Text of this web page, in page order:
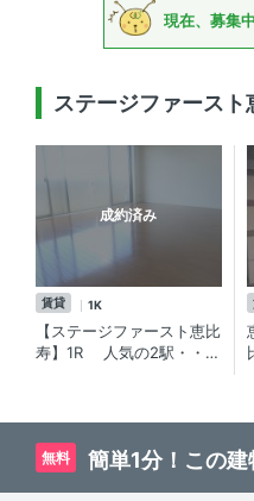
現在、募集
ステージファース
成約済み
賃貸 1K
【ステージファースト恵比
寿】1R 人気の2駅・・・
無料 簡単1分！この